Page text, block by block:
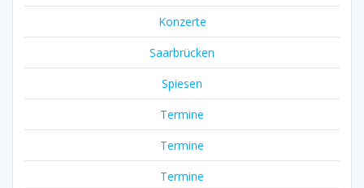
Konzerte
Saarbrücken
Spiesen
Termine
Termine
Termine